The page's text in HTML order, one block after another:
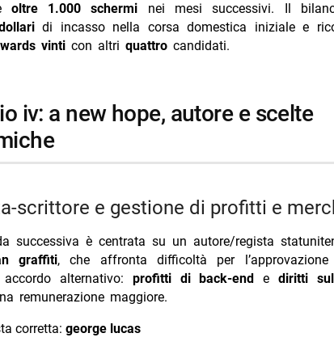
oltre 1.000 schermi nei mesi successivi. Il
di incasso nella corsa domestica iniziale e
vinticon altri quattrocandidati.
scrittore e gestione di profitti e
successiva è centrata su un autore/regista
graffiti, che affronta difficoltà per
alternativo: profitti di back-end e diritti
remunerazione maggiore.
corretta: george lucas